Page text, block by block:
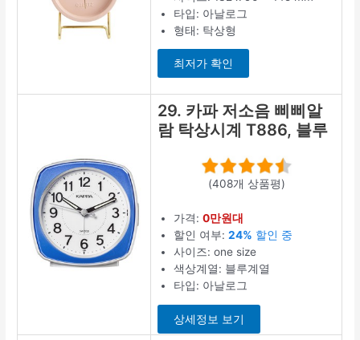
타입: 아날로그
형태: 탁상형
최저가 확인
29. 카파 저소음 삐삐알
람 탁상시계 T886, 블루
(408개 상품평)
가격:0만원대
할인 여부:24% 할인 중
사이즈: one size
색상계열: 블루계열
타입: 아날로그
상세정보 보기